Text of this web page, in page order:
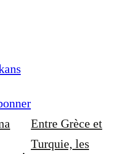
Entre Grèce et
Turquie, les